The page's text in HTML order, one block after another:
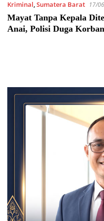
Kriminal,Sumatera Barat 17/
Mayat Tanpa Kepala
Anai, Polisi Duga